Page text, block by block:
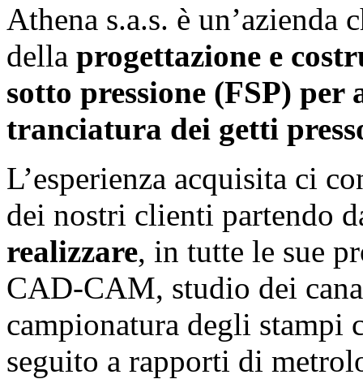
Athena s.a.s. è un’azienda
della progettazione e
sotto pressione (FSP)
tranciatura dei getti
L’esperienza acquisita ci
dei nostri clienti partendo
realizzare, in tutte le sue
CAD-CAM, studio dei
campionatura degli stampi
seguito a rapporti di